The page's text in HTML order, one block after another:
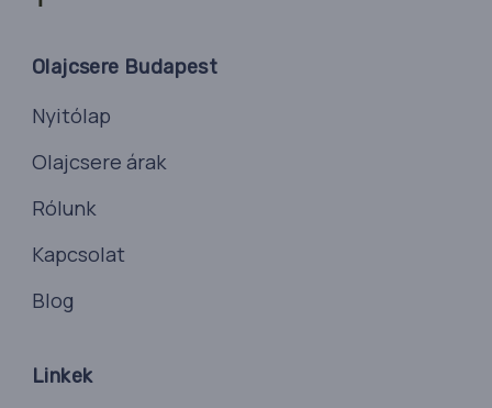
Olajcsere Budapest
Nyitólap
Olajcsere árak
Rólunk
Kapcsolat
Blog
Linkek